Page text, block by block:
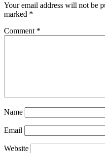
Your email address will not be
marked *
Comment *
Name
Email
Website